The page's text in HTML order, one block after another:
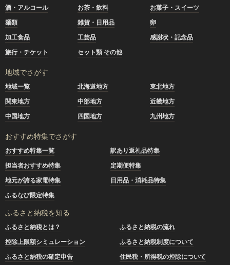
酒・アルコール
お茶・飲料
お菓子・スイーツ
麺類
雑貨・日用品
卵
加工食品
工芸品
感謝状・記念品
旅行・チケット
セット類 その他
地域でさがす
地域一覧 北海道地方
東北地方
関東地方
中部地方
近畿地方
中国地方
四国地方 九州地方
おすすめ特集でさがす
おすすめ特集一覧
訳あり返礼品特集
担当者おすすめ特集
定期便特集
地元が誇る家電特集
日用品・消耗品特集
ふるなび限定特集
ふるさと納税を知る
ふるさと納税とは？
ふるさと納税の流れ
控除上限額シミュレーション
ふるさと納税制度について
ふるさと納税の確定申告
住民税・所得税の控除について